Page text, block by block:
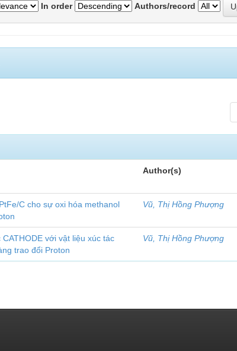
In order Authors/record
Author(s)
C cho sự oxi hóa methanol
Vũ, Thị Hồng Phượng
với vật liệu xúc tác
trao đổi Proton
Vũ, Thị Hồng Phượng